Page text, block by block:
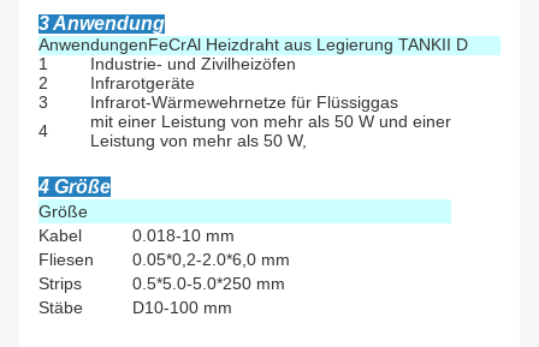
3 Anwendung
AnwendungenFeCrAl Heizdraht aus Legierung TANKII D
1
Industrie- und Zivilheizöfen
2
Infrarotgeräte
3
Infrarot-Wärmewehrnetze für Flüssiggas
4
mit einer Leistung von mehr als 50 W und einer
Leistung von mehr als 50 W,
4 Größe
Größe
Kabel
0.018-10 mm
Fliesen
0.05*0,2-2.0*6,0 mm
Strips
0.5*5.0-5.0*250 mm
Stäbe
D10-100 mm